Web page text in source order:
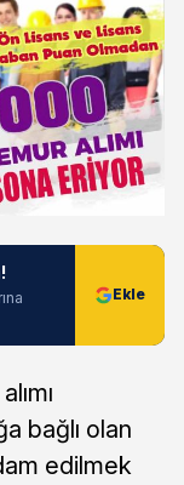
bağlı olan
edilmek